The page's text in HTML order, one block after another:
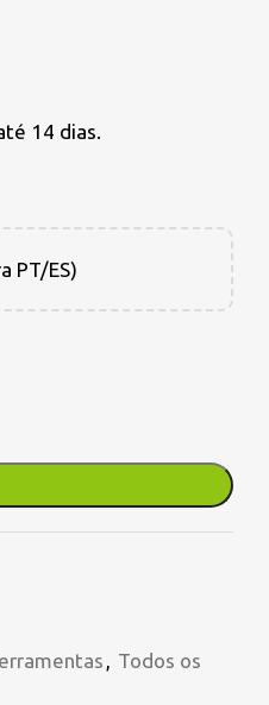
14 dias.
PT/ES)
, Todos os